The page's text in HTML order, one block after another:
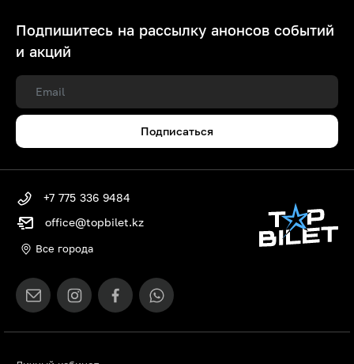
Подпишитесь на рассылку анонсов событий
и акций
Подписаться
+7 775 336 9484
office@topbilet.kz
Все города